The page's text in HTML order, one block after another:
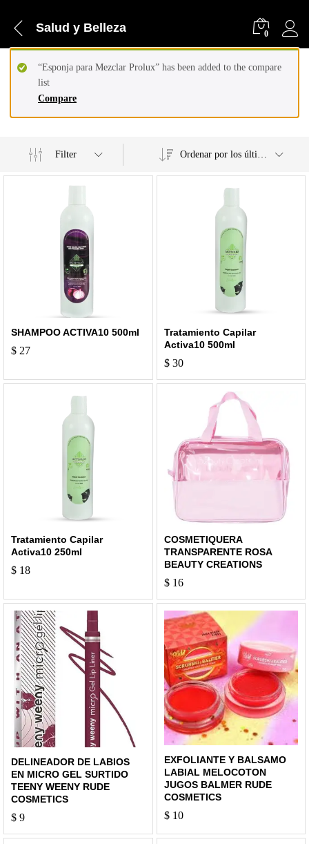
Salud y Belleza 0
Compare
“Esponja para Mezclar Prolux” has been added to the compare
list
Filter Ordenar por los últimos
SHAMPOO ACTIVA10 500ml
$ 27
Tratamiento Capilar
Activa10 500ml
$30
Tratamiento Capilar
Activa10 250ml
$ 18
COSMETIQUERA
TRANSPARENTE ROSA
BEAUTY CREATIONS
$16
DELINEADOR DE LABIOS
EN MICRO GEL SURTIDO
TEENY WEENY RUDE
COSMETICS
$ 9
EXFOLIANTE Y BALSAMO
LABIAL MELOCOTON
JUGOS BALMER RUDE
COSMETICS
$10